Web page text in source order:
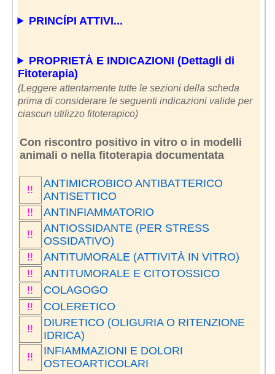
PRINCÍPI ATTIVI...
PROPRIETÀ E INDICAZIONI (Dettagli di
Fitoterapia)
(Leggere attentamente tutte le sezioni della scheda
prima di considerare le seguenti indicazioni valide per
ciascun utilizzo fitoterapico)
Con riscontro positivo in vitro o in modelli
animali o nella fitoterapia documentata
!!
ANTIMICROBICO ANTIBATTERICO
ANTISETTICO
!!
ANTINFIAMMATORIO
!!
ANTIOSSIDANTE (PER STRESS
OSSIDATIVO)
!!
ANTITUMORALE (ATTIVITÀ IN VITRO)
!!
ANTITUMORALE E CITOTOSSICO
!!
COLAGOGO
!!
COLERETICO
!!
DIURETICO (OLIGURIA O RITENZIONE
IDRICA)
!!
INFIAMMAZIONI E DOLORI
OSTEOARTICOLARI